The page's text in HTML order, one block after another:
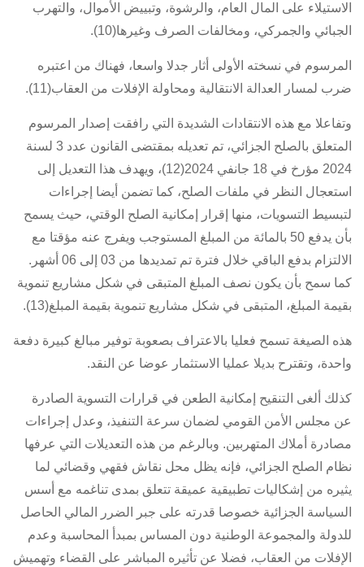
الاستيلاء على المال العام، والرشوة، وتبييض الأموال، والتهرب
الجبائي والجمركي، ومخالفات الصرف وغيرها(10).
المرسوم في نسخته الأولى أثار جدلا واسعا، فهناك من اعتبره
ضرب لمسار العدالة الانتقالية ومحاولة الإفلات من العقاب(11).
وتفاعلا مع هذه الانتقادات الشديدة التي رافقت إصدار
المرسوم
المتعلق بالصلح الجزائي، تم تعديله بمقتضى
القانون عدد 3 لسنة
2024 مؤرخ في 18 جانفي 2024
(12)، ويهدف هذا التعديل إلى
استعجال النظر في ملفات الصلح، كما تضمن أيضا إجراءات
لتبسيط التسويات، منها إقرار إمكانية الصلح الوقتي، حيث يسمح
بأن يدفع 50 بالمائة من المبلغ المستوجب ويفرج عنه مؤقتا مع
الالتزام بدفع الباقي خلال فترة تم تمديدها من 03 إلى 06 أشهر.
كما سمح بأن يكون نصف المبلغ المتبقى في شكل مشاريع تنموية
بقيمة المبلغ، المتبقى في شكل مشاريع تنموية بقيمة المبلغ(13).
هذه الصيغة تسمح فعليا بالاعتراف بصعوبة توفير مبالغ كبيرة دفعة
واحدة، وتقترح بديلا عمليا الاستثمار عوضا عن النقد.
كذلك ألغى التنقيح إمكانية الطعن في قرارات التسوية الصادرة
عن مجلس الأمن القومي لضمان سرعة التنفيذ، وعدل إجراءات
مصادرة أملاك المتهربين. وبالرغم من هذه التعديلات التي عرفها
نظام الصلح الجزائي، فإنه يظل محل نقاش فقهي وقضائي لما
يثيره من إشكاليات تطبيقية عميقة تتعلق بمدى تناغمه مع أسس
السياسة الجزائية خصوصا قدرته على جبر الضرر المالي الحاصل
للدولة والمجموعة الوطنية دون المساس بمبدأ المحاسبة وعدم
الإفلات من العقاب، فضلا عن تأثيره المباشر على القضاء وتهميش